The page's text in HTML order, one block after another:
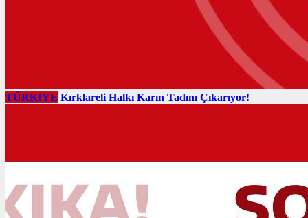
TÜRKIYE Kırklareli Halkı Karın Tadını Çıkarıyor!